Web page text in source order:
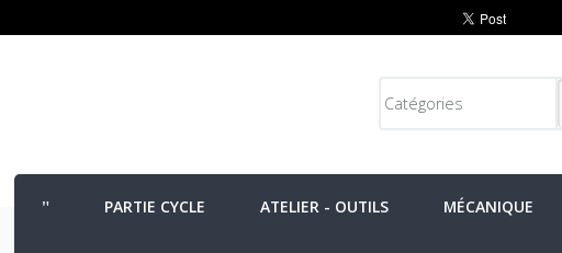
PARTIE CYCLE ATELIER - OUTILS MÉCANIQUE